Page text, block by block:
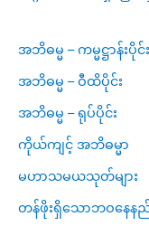
အဘိဓမ္မ – ကမ္မဋ္ဌာန်းပိုင်း
အဘိဓမ္မ – ဝီထိပိုင်း
အဘိဓမ္မ – ရုပ်ပိုင်း
ကိုယ်ကျင့် အဘိဓမ္မာ
မဟာသမယသုတ်များ
တန်ဖိုးရှိသောဘဝနေနည်